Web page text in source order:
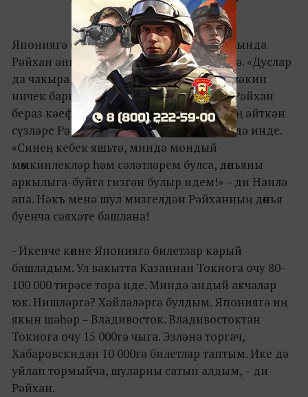
Япониягә барырга мөмкинлек булуы турында
Рәйхан әнисе Наилә апага әйтеп күрсәтә. «Дуслар
да чакыра, виза алу мөмкинлеге дә бар, ләкин
ничек барырга белмим, ерак бит», – ди Рәйхан
бераз кәефсезләнеп. Шул чакта әнисенең әйткән
сүзләре Рәйханның тормышын үзгәртә дә инде.
«Синең кебек яшьтә, миндә мондый
мөмкинлекләр һәм сәләтләрем булса, дөньяны
аркылыга-буйга гизгән булыр идем!» – ди Наилә
апа. Нәкъ менә шул мизгелдән Рәйханның дөнья
буенча сәяхәте башлана!
- Икенче көнне Япониягә билетлар карый
башладым. Ул вакытта Казаннан Токиога очу 80-
100 000 тирәсе тора иде. Миндә андый акчалар
юк. Нишләргә? Хәйләләргә булдым. Япониягә иң
якын шәһәр – Владивосток. Владивостоктан
Токиога очу 15 000гә чыга. Эзләнә торгач,
Хабаровскидан 10 000гә билетлар таптым. Ике дә
уйлап тормыйча, шуларны сатып алдым, – ди
Рәйхан.